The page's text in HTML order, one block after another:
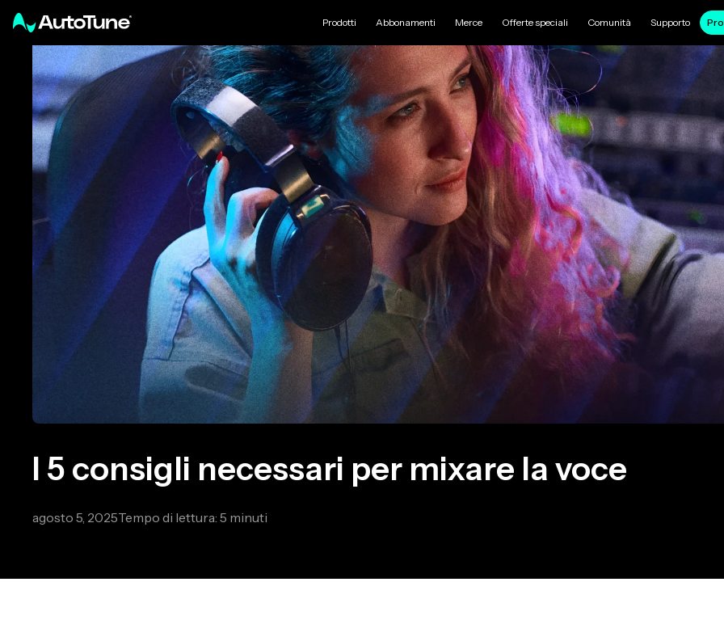
Prodotti Abbonamenti Merce Offerte speciali Comunità Supporto
I 5 consigli necessari per mixare la voce
agosto 5, 2025Tempo di lettura: 5 minuti